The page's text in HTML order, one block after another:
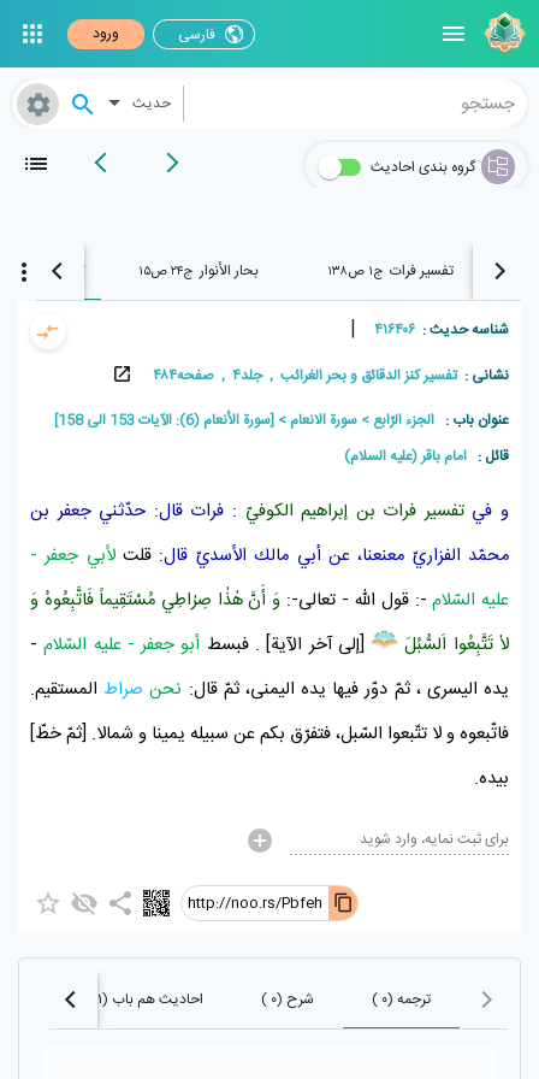
فارسی ورود
حدیث
گروه بندی احادیث
تفسير فرات ج۱ ص۱۳۸ بحار الأنوار ج۲۴ ص۱۵ تفسير كنز
شناسه حدیث : ۴۱۶۴۰۶ |
نشانی :تفسير کنز الدقائق و بحر الغرائب , جلد۴ , صفحه۴۸۴
عنوان باب : الجزء الرّابع سورة الانعام
[سورة الأنعام (6): الآیات 153 الی 158]
قائل : امام باقر (علیه السلام)
و فيتفسير فرات بن إبراهيم الكوفيّ : فرات قال: حدّثنيجعفر بن
محمّد الفزاريّ معنعنا، عنأبي مالك الأسديّ قال: قلتلأبي جعفر -
عليه السّلام-: قول اللّه - تعالى-: وَ أَنَّ هٰذٰا صِرٰاطِي مُسْتَقِيماً فَاتَّبِعُوهُ وَ
لاٰ تَتَّبِعُوا اَلسُّبُلَ
[إلى آخر الآية] . فبسط أبو جعفر - عليه السّلام-
يده اليسرى ، ثمّ دوّر فيها يده اليمنى، ثمّ قال: نحن صراط المستقيم.
فاتّبعوه و لا تتّبعوا السّبل، فتفرّق بكم عن سبيله يمينا و شمالا. [ثمّ خطّ]
بيده.
برای ثبت نمایه، وارد شوید
http://noo.rs/Pbfeh
ترجمه (۰ ) شرح (۰ ) احادیث هم باب (۸۳۱)